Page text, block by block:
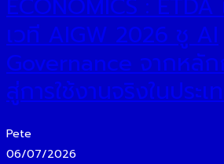
เวที AIGW 2026 ชู AI
Governance จากหลัก
สู่การใช้งานจริงในประเ
Pete
06/07/2026